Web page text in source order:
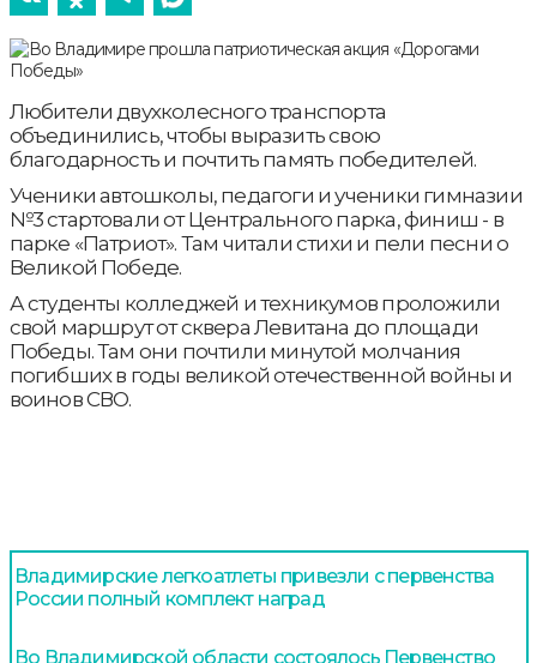
Любители двухколесного транспорта
объединились, чтобы выразить свою
благодарность и почтить память победителей.
Ученики автошколы, педагоги и ученики гимназии
№3 стартовали от Центрального парка, финиш - в
парке «Патриот». Там читали стихи и пели песни о
Великой Победе.
А студенты колледжей и техникумов проложили
свой маршрут от сквера Левитана до площади
Победы. Там они почтили минутой молчания
погибших в годы великой отечественной войны и
воинов СВО.
Владимирские легкоатлеты привезли с первенства
России полный комплект наград
Во Владимирской области состоялось Первенство